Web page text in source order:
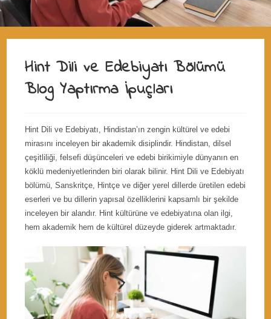
Hint Dili ve Edebiyatı Bölümü
Blog Yaptırma İpuçları
Hint Dili ve Edebiyatı, Hindistan’ın zengin kültürel ve edebi
mirasını inceleyen bir akademik disiplindir. Hindistan, dilsel
çeşitliliği, felsefi düşünceleri ve edebi birikimiyle dünyanın en
köklü medeniyetlerinden biri olarak bilinir. Hint Dili ve Edebiyatı
bölümü, Sanskritçe, Hintçe ve diğer yerel dillerde üretilen edebi
eserleri ve bu dillerin yapısal özelliklerini kapsamlı bir şekilde
inceleyen bir alandır. Hint kültürüne ve edebiyatına olan ilgi,
hem akademik hem de kültürel düzeyde giderek artmaktadır.